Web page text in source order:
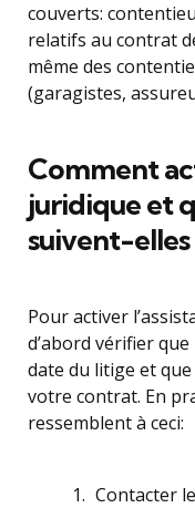
couverts:
relatifs au contrat
même des
(garagistes,
Comment
juridique et
suivent-elles
Pour activer
d’abord vérifier
date du litige et
votre contrat. En
ressemblent à ceci:
Contacter